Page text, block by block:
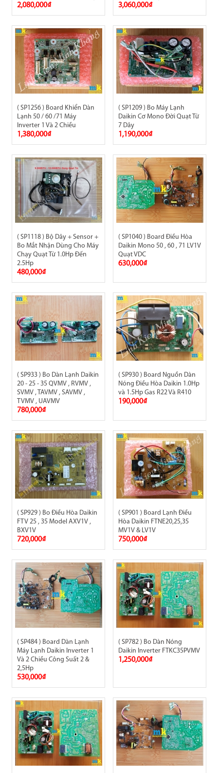
2,080,000₫ 3,060,000₫
( SP1256 ) Board Khiển Dàn
Lạnh 50 / 60 /71 Máy
Inverter 1 Và 2 Chiều
1,380,000₫
( SP1209 ) Bo Máy Lạnh
Daikin Cơ Mono Đời Quạt Từ
7 Dây
1,190,000₫
( SP1118 ) Bộ Dây + Sensor +
Bo Mắt Nhận Dùng Cho Máy
Chạy Quạt Từ 1.0Hp Đến
2.5Hp
480,000₫
( SP1040 ) Board Điều Hòa
Daikin Mono 50 , 60 , 71 LV1V
Quạt VDC
630,000₫
( SP933 ) Bo Dàn Lạnh Daikin
20 - 25 - 35 QVMV , RVMV ,
SVMV , TAVMV , SAVMV ,
TVMV , UAVMV
780,000₫
( SP930 ) Board Nguồn Dàn
Nóng Điều Hòa Daikin 1.0Hp
và 1.5Hp Gas R22 Và R410
190,000₫
( SP929 ) Bo Điều Hòa Daikin
FTV 25 , 35 Model AXV1V ,
BXV1V
720,000₫
( SP901 ) Board Lạnh Điều
Hòa Daikin FTNE20,25,35
MV1V & LV1V
750,000₫
( SP484 ) Board Dàn Lạnh
Máy Lạnh Daikin Inverter 1
Và 2 Chiều Công Suất 2 &
2,5Hp
530,000₫
( SP782 ) Bo Dàn Nóng
Daikin Inverter FTKC35PVMV
1,250,000₫